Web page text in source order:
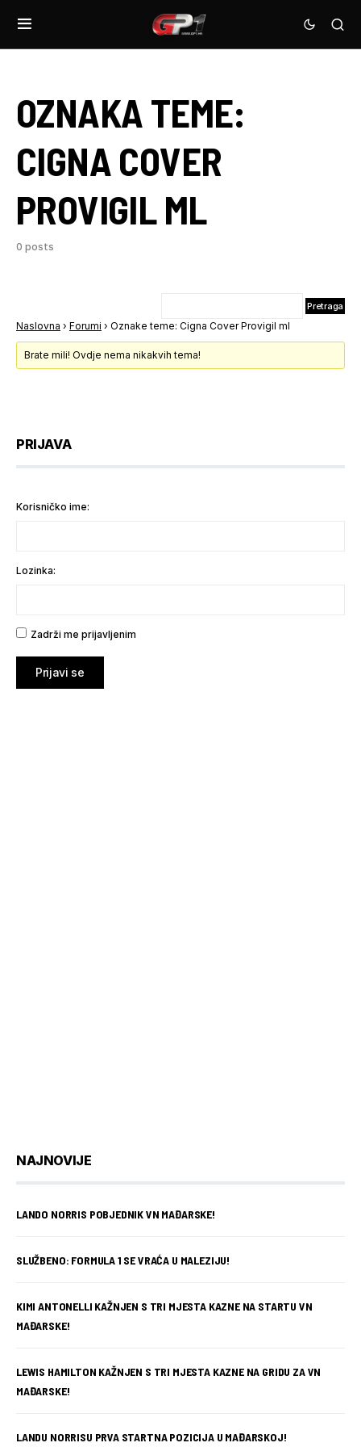
OZNAKA TEME:
CIGNA COVER
PROVIGIL ML
0 posts
Naslovna › Forumi › Oznake teme: Cigna Cover Provigil ml
Brate mili! Ovdje nema nikakvih tema!
PRIJAVA
Korisničko ime:
Lozinka:
Zadrži me prijavljenim
Prijavi se
NAJNOVIJE
LANDO NORRIS POBJEDNIK VN MAĐARSKE!
SLUŽBENO: FORMULA 1 SE VRAĆA U MALEZIJU!
KIMI ANTONELLI KAŽNJEN S TRI MJESTA KAZNE NA STARTU VN
MAĐARSKE!
LEWIS HAMILTON KAŽNJEN S TRI MJESTA KAZNE NA GRIDU ZA VN
MAĐARSKE!
LANDU NORRISU PRVA STARTNA POZICIJA U MAĐARSKOJ!